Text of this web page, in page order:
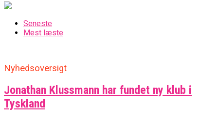
Seneste
Mest læste
Nyhedsoversigt
Jonathan Klussmann har fundet ny klub i
Tyskland